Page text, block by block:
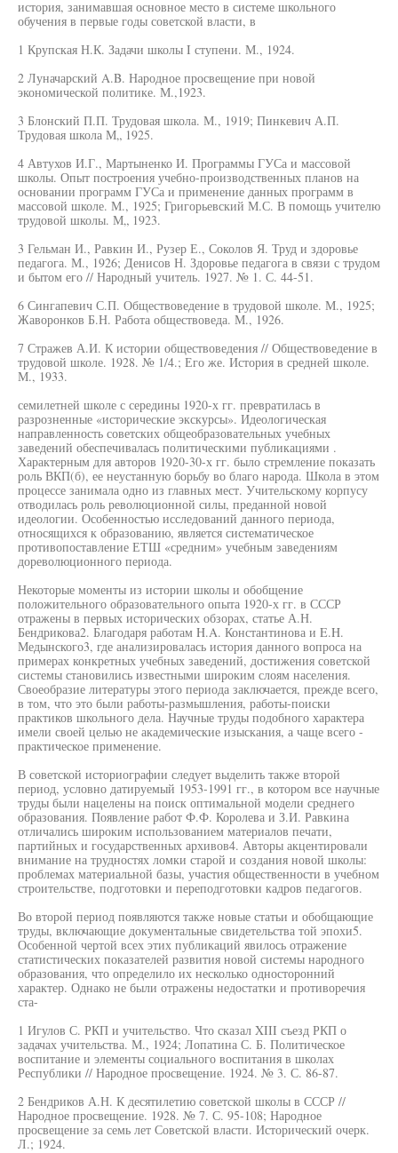
история, занимавшая основное место в системе школьного
обучения в первые годы советской власти, в
1 Крупская Н.К. Задачи школы I ступени. М., 1924.
2 Луначарский A.B. Народное просвещение при новой
экономической политике. М.,1923.
3 Блонский П.П. Трудовая школа. М., 1919; Пинкевич А.П.
Трудовая школа М„ 1925.
4 Автухов И.Г., Мартыненко И. Программы ГУСа и массовой
школы. Опыт построения учебно-производственных планов на
основании программ ГУСа и применение данных программ в
массовой школе. М., 1925; Григорьевский М.С. В помощь учителю
трудовой школы. М„ 1923.
3 Гельман И., Равкин И., Рузер Е., Соколов Я. Труд и здоровье
педагога. М., 1926; Денисов Н. Здоровье педагога в связи с трудом
и бытом его // Народный учитель. 1927. № 1. С. 44-51.
6 Сингапевич С.П. Обществоведение в трудовой школе. М., 1925;
Жаворонков Б.Н. Работа обществоведа. М., 1926.
7 Стражев А.И. К истории обществоведения // Обществоведение в
трудовой школе. 1928. № 1/4.; Его же. История в средней школе.
М., 1933.
семилетней школе с середины 1920-х гг. превратилась в
разрозненные «исторические экскурсы». Идеологическая
направленность советских общеобразовательных учебных
заведений обеспечивалась политическими публикациями .
Характерным для авторов 1920-30-х гг. было стремление показать
роль ВКП(б), ее неустанную борьбу во благо народа. Школа в этом
процессе занимала одно из главных мест. Учительскому корпусу
отводилась роль революционной силы, преданной новой
идеологии. Особенностью исследований данного периода,
относящихся к образованию, является систематическое
противопоставление ЕТШ «средним» учебным заведениям
дореволюционного периода.
Некоторые моменты из истории школы и обобщение
положительного образовательного опыта 1920-х гг. в СССР
отражены в первых исторических обзорах, статье А.Н.
Бендрикова2. Благодаря работам H.A. Константинова и E.H.
Медынского3, где анализировалась история данного вопроса на
примерах конкретных учебных заведений, достижения советской
системы становились известными широким слоям населения.
Своеобразие литературы этого периода заключается, прежде всего,
в том, что это были работы-размышления, работы-поиски
практиков школьного дела. Научные труды подобного характера
имели своей целью не академические изыскания, а чаще всего -
практическое применение.
В советской историографии следует выделить также второй
период, условно датируемый 1953-1991 гг., в котором все научные
труды были нацелены на поиск оптимальной модели среднего
образования. Появление работ Ф.Ф. Королева и З.И. Равкина
отличались широким использованием материалов печати,
партийных и государственных архивов4. Авторы акцентировали
внимание на трудностях ломки старой и создания новой школы:
проблемах материальной базы, участия общественности в учебном
строительстве, подготовки и переподготовки кадров педагогов.
Во второй период появляются также новые статьи и обобщающие
труды, включающие документальные свидетельства той эпохи5.
Особенной чертой всех этих публикаций явилось отражение
статистических показателей развития новой системы народного
образования, что определило их несколько односторонний
характер. Однако не были отражены недостатки и противоречия
ста-
1 Игулов С. РКП и учительство. Что сказал XIII съезд РКП о
задачах учительства. М., 1924; Лопатина С. Б. Политическое
воспитание и элементы социального воспитания в школах
Республики // Народное просвещение. 1924. № 3. С. 86-87.
2 Бендриков А.Н. К десятилетию советской школы в СССР //
Народное просвещение. 1928. № 7. С. 95-108; Народное
просвещение за семь лет Советской власти. Исторический очерк.
Л.; 1924.